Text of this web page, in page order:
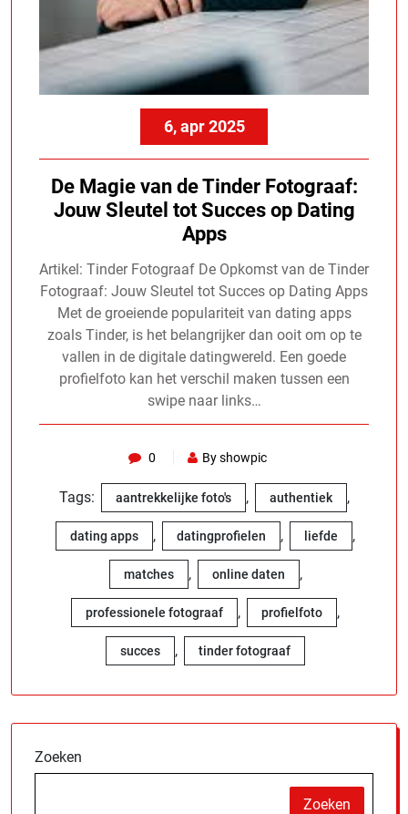
6, apr 2025
De Magie van de Tinder Fotograaf:
Jouw Sleutel tot Succes op Dating
Apps
Artikel: Tinder Fotograaf De Opkomst van de Tinder
Fotograaf: Jouw Sleutel tot Succes op Dating Apps
Met de groeiende populariteit van dating apps
zoals Tinder, is het belangrijker dan ooit om op te
vallen in de digitale datingwereld. Een goede
profielfoto kan het verschil maken tussen een
swipe naar links…
0 By showpic
Tags: aantrekkelijke foto's , authentiek ,
dating apps , datingprofielen , liefde ,
matches , online daten ,
professionele fotograaf , profielfoto ,
succes , tinder fotograaf
Zoeken
Zoeken